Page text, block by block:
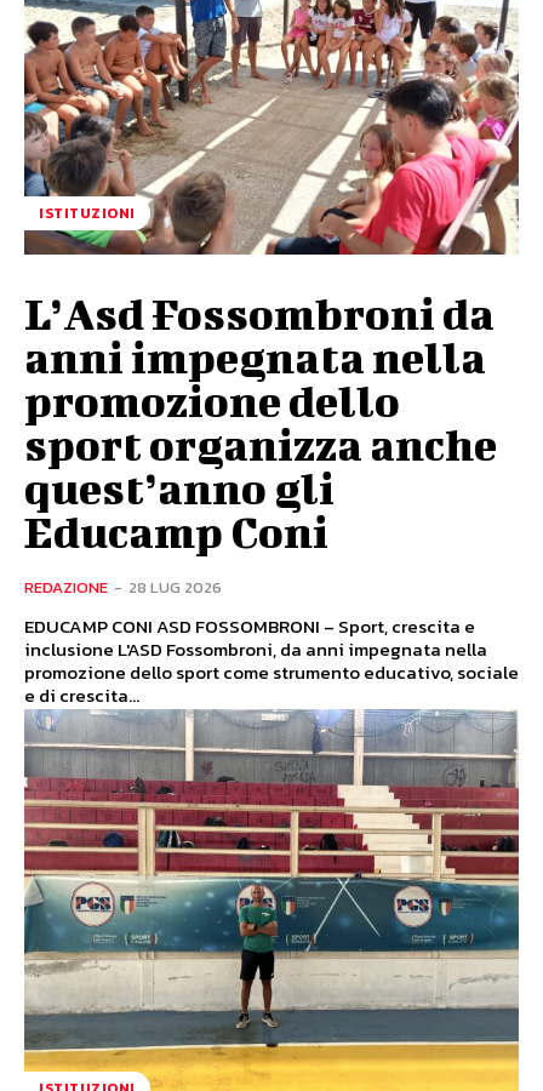
ISTITUZIONI
L’Asd Fossombroni da
anni impegnata nella
promozione dello
sport organizza anche
quest’anno gli
Educamp Coni
REDAZIONE - 28 LUG 2026
EDUCAMP CONI ASD FOSSOMBRONI – Sport, crescita e
inclusione L'ASD Fossombroni, da anni impegnata nella
promozione dello sport come strumento educativo, sociale
e di crescita...